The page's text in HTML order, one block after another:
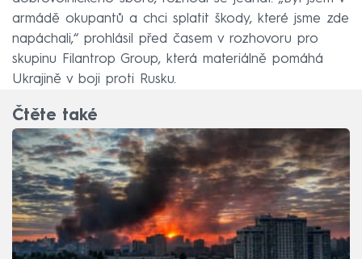
armádě okupantů a chci splatit škody, které jsme zde
napáchali,“ prohlásil před časem v rozhovoru pro
skupinu Filantrop Group, která materiálně pomáhá
Ukrajině v boji proti Rusku.
Čtěte také